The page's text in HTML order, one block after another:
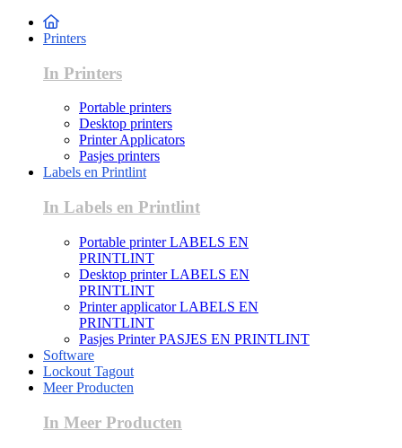
Printers
In Printers
Portable printers
Desktop printers
Printer Applicators
Pasjes printers
Labels en Printlint
In Labels en Printlint
Portable printer LABELS EN
PRINTLINT
Desktop printer LABELS EN
PRINTLINT
Printer applicator LABELS EN
PRINTLINT
Pasjes Printer PASJES EN PRINTLINT
Software
Lockout Tagout
Meer Producten
In Meer Producten